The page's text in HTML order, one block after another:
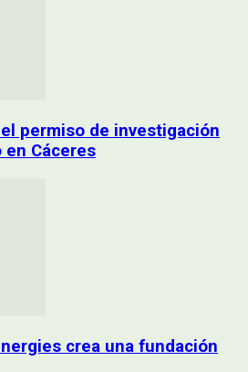
permiso de investigación
en Cáceres
crea una fundación